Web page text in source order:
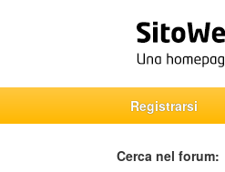
Registrarsi
Cerca nel forum: